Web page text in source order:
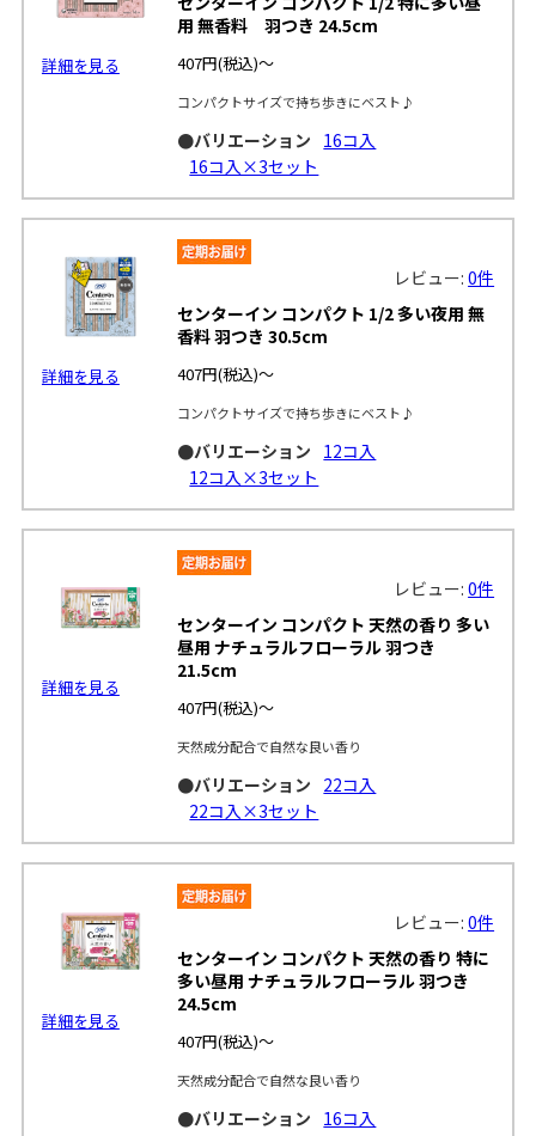
詳細を見る
用 無香料 羽つき 24.5cm
407円(税込)～
コンパクトサイズで持ち歩きにベスト♪
●バリエーション 16コ入
16コ入×3セット
詳細を見る
レビュー:0件
センターイン コンパクト 1/2 多い夜用 無
香料 羽つき 30.5cm
407円(税込)～
コンパクトサイズで持ち歩きにベスト♪
●バリエーション 12コ入
12コ入×3セット
詳細を見る
レビュー:0件
センターイン コンパクト 天然の香り 多い
昼用 ナチュラルフローラル 羽つき
21.5cm
407円(税込)～
天然成分配合で自然な良い香り
●バリエーション 22コ入
22コ入×3セット
詳細を見る
レビュー:0件
センターイン コンパクト 天然の香り 特に
多い昼用 ナチュラルフローラル 羽つき
24.5cm
407円(税込)～
天然成分配合で自然な良い香り
●バリエーション 16コ入